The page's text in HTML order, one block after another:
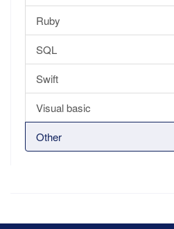
Ruby
SQL
Swift
Visual basic
Other